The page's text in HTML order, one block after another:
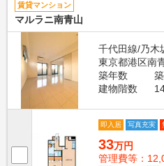
賃貸マンション
マルラニ南青山
千代田線/乃木
東京都港区南
築年数
建物階数
即入居 写真充実
33万円
管理費等：